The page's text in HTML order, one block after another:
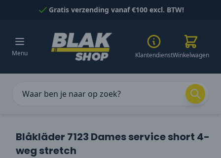
Naar inhoud gaanGratis verzending vanaf €100 excl. BTW!
Menu KlantendienstWinkelwagen
Blåkläder 7123 Dames service short 4-
weg stretch